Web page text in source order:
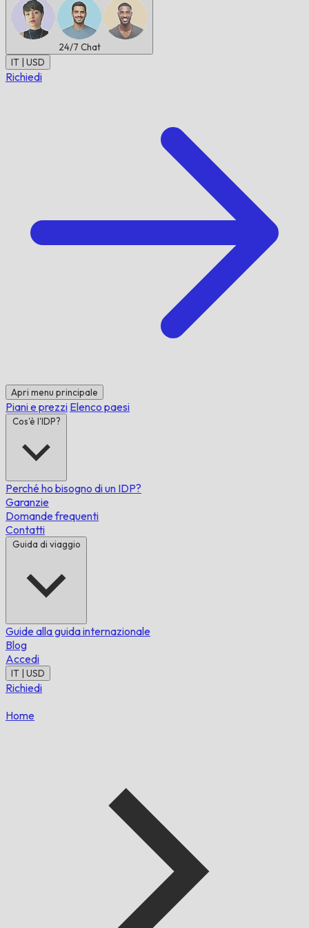
24/7 Chat
IT | USD
Richiedi
Apri menu principale
Piani e prezzi Elenco paesi
Cos'è l'IDP?
Perché ho bisogno di un IDP?
Garanzie
Domande frequenti
Contatti
Guida di viaggio
Guide alla guida internazionale
Blog
Accedi
IT | USD
Richiedi
Home